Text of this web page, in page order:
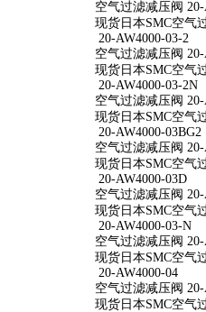
空气过滤减压阀 20-
现货日本SMC空气
20-AW4000-03-2
空气过滤减压阀 20-
现货日本SMC空气
20-AW4000-03-2N
空气过滤减压阀
现货日本SMC空气
20-AW4000-03BG2
空气过滤减压阀 20-
现货日本SMC空气
20-AW4000-03D
空气过滤减压阀 20-
现货日本SMC空气
20-AW4000-03-N
空气过滤减压阀
现货日本SMC空气
20-AW4000-04
空气过滤减压阀 20-
现货日本SMC空气